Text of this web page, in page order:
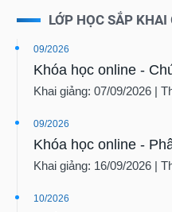
LỚP HỌC SẮP KHAI
09/2026
Khóa học online -
Khai giảng: 07/09/2026 |
09/2026
Khóa học online -
Khai giảng: 16/09/2026 |
10/2026